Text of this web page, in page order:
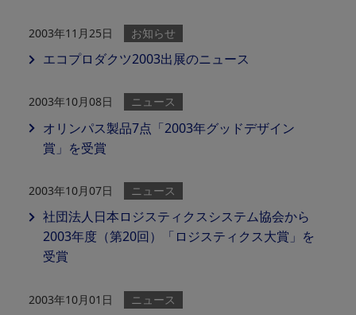
2003年11月25日 お知らせ
エコプロダクツ2003出展のニュース
2003年10月08日 ニュース
オリンパス製品7点「2003年グッドデザイン
賞」を受賞
2003年10月07日 ニュース
社団法人日本ロジスティクスシステム協会から
2003年度（第20回）「ロジスティクス大賞」を
受賞
2003年10月01日 ニュース